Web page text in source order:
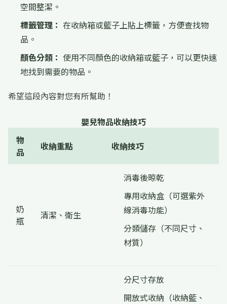
空間整潔。
標籤管理： 在收納箱或籃子上貼上標籤，方便查找物
品。
顏色分類： 使用不同顏色的收納箱或籃子，可以更快速
地找到需要的物品。
希望這段內容對您有所幫助！
嬰兒物品收納技巧
物
品
收納重點 收納技巧
奶
瓶
清潔、衛生
消毒後晾乾
專用收納盒（可選紫外
線消毒功能）
分類儲存（不同尺寸、
材質）
分尺寸存放
開放式收納（收納籃、